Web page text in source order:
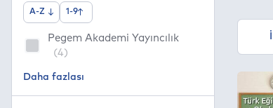
A-Z 1-9
Pegem Akademi Yayıncılık
(4)